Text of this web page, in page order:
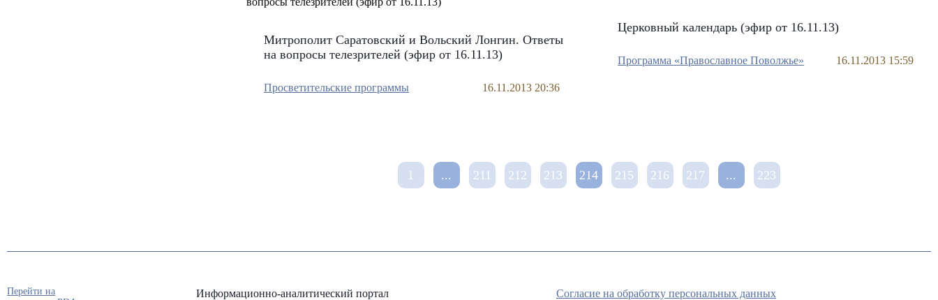
Митрополит Саратовский и Вольский Лонгин. Ответы
на вопросы телезрителей (эфир от 16.11.13)
Просветительские программы 16.11.2013 20:36
Церковный календарь (эфир от 16.11.13)
Программа «Православное Поволжье» 16.11.2013 15:59
1 ... 211 212 213 214 215 216 217 ... 223
Информационно-аналитический портал Согласие на обработку персональных данных
Перейти на